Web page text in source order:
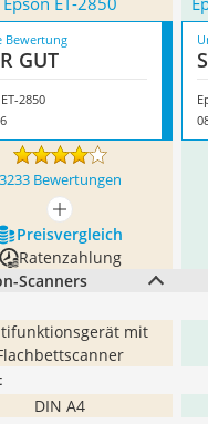
Bewertung
GUT
2850
3233 Bewertungen
mehr anzeigen
Preis­vergleich
Ratenzahlung
Scanners
mit
DIN A4